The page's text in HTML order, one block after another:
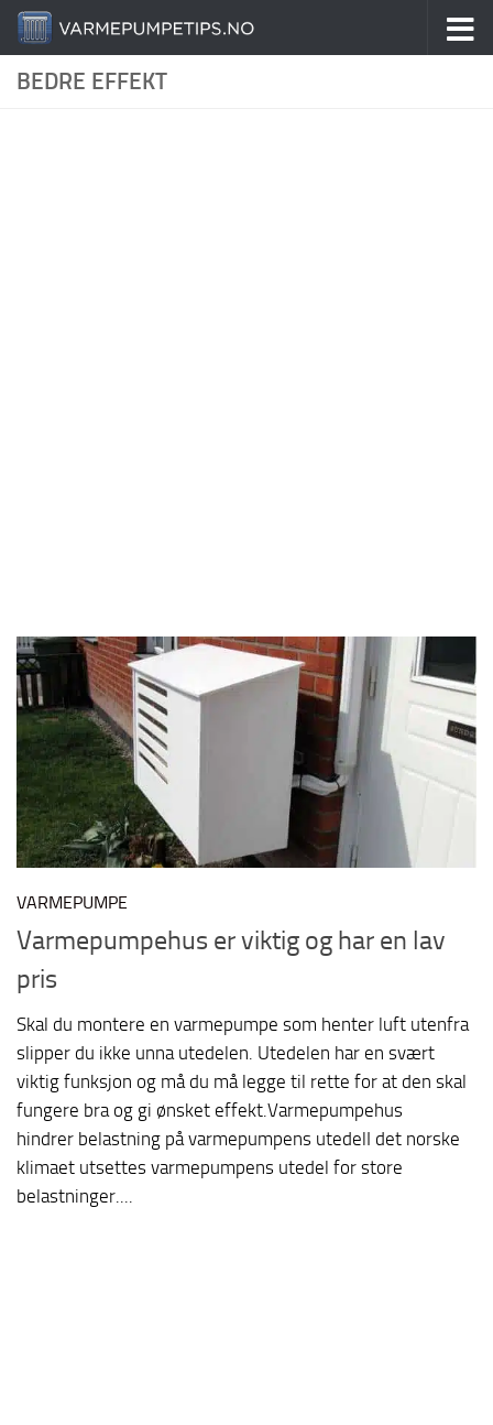
Skip to content
BEDRE EFFEKT
VARMEPUMPE
Varmepumpehus er viktig og har en lav
pris
Skal du montere en varmepumpe som henter luft utenfra
slipper du ikke unna utedelen. Utedelen har en svært
viktig funksjon og må du må legge til rette for at den skal
fungere bra og gi ønsket effekt.Varmepumpehus
hindrer belastning på varmepumpens utedelI det norske
klimaet utsettes varmepumpens utedel for store
belastninger....